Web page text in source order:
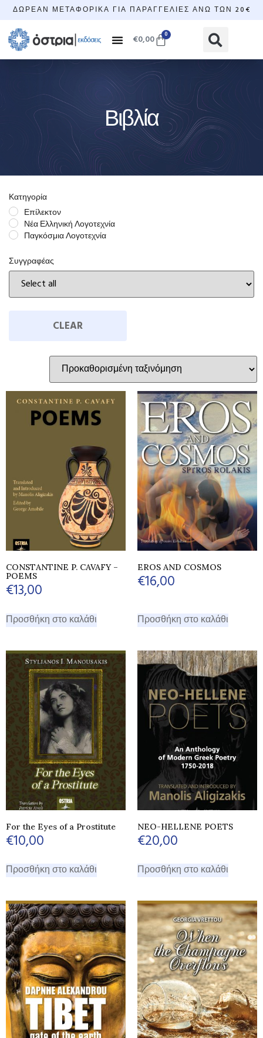
ΔΩΡΕΆΝ ΜΕΤΑΦΟΡΙΚΆ ΓΙΑ ΠΑΡΑΓΓΕΛΊΕΣ ΆΝΩ ΤΩΝ 20€
€0,00 0
Βιβλία
Κατηγορία
Επίλεκτον
Νέα Ελληνική Λογοτεχνία
Παγκόσμια Λογοτεχνία
Συγγραφέας
CLEAR
CONSTANTINE P. CAVAFY –
POEMS
€13,00
Προσθήκη στο καλάθι
EROS AND COSMOS
€16,00
Προσθήκη στο καλάθι
For the Eyes of a Prostitute
€10,00
Προσθήκη στο καλάθι
NEO-HELLENE POETS
€20,00
Προσθήκη στο καλάθι